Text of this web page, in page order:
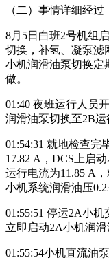
（二）事情详细经过
8月5日白班2号机组
切换，补氢、凝泵滤
小机润滑油泵切换定
做。
01:40 夜班运行人员
润滑油泵切换至2B运
01:54:31 就地检查完
17.82 A，DCS上启
运行电流为11.85 A
小机系统润滑油压
01:55:51 停运2A小机
立即启动2A小机润滑
01:55:54小机直流油